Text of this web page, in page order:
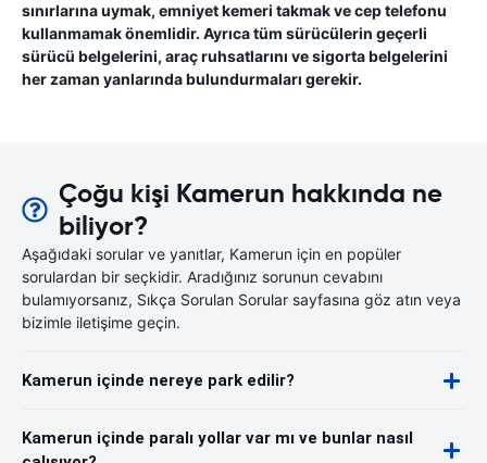
sınırlarına uymak, emniyet kemeri takmak ve cep telefonu
kullanmamak önemlidir. Ayrıca tüm sürücülerin geçerli
sürücü belgelerini, araç ruhsatlarını ve sigorta belgelerini
her zaman yanlarında bulundurmaları gerekir.
Çoğu kişi Kamerun hakkında ne
biliyor?
Aşağıdaki sorular ve yanıtlar, Kamerun için en popüler
sorulardan bir seçkidir. Aradığınız sorunun cevabını
bulamıyorsanız, Sıkça Sorulan Sorular sayfasına göz atın veya
bizimle iletişime geçin.
Kamerun içinde nereye park edilir?
Kamerun içinde paralı yollar var mı ve bunlar nasıl